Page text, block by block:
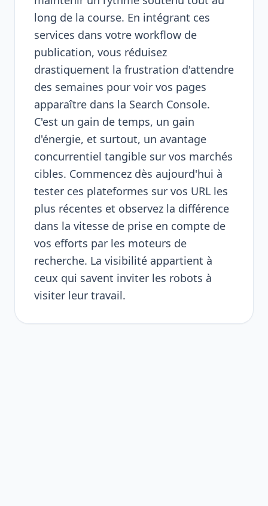
long de la course. En intégrant ces
services dans votre workflow de
publication, vous réduisez
drastiquement la frustration d'attendre
des semaines pour voir vos pages
apparaître dans la Search Console.
C'est un gain de temps, un gain
d'énergie, et surtout, un avantage
concurrentiel tangible sur vos marchés
cibles. Commencez dès aujourd'hui à
tester ces plateformes sur vos URL les
plus récentes et observez la différence
dans la vitesse de prise en compte de
vos efforts par les moteurs de
recherche. La visibilité appartient à
ceux qui savent inviter les robots à
visiter leur travail.